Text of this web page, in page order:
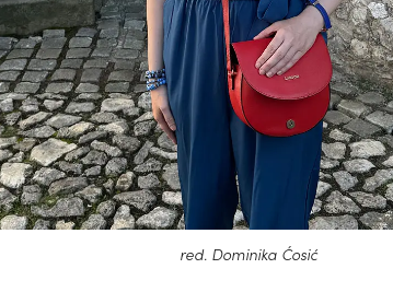
red. Dominika Ćosić